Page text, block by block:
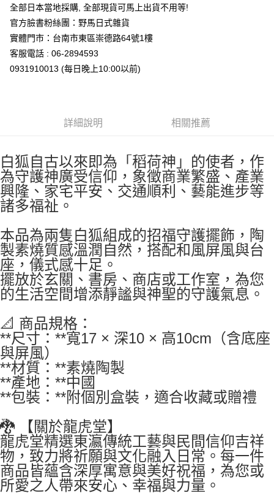
每筆NT$65，滿NT$999(含以上)免運費
宅配
每筆NT$100，滿NT$999(含以上)免運費
全部日本當地採購, 全部現貨可馬上出貨不用等!
官方臉書粉絲團：野馬日式雜貨
實體門市：台南市東區崇德路64號1樓
客服電話 : 06-2894593
0931910013 (每日晚上10:00以前)
詳細說明 相關推薦
白狐自古以來即為「稻荷神」的使者，作
為守護神廣受信仰，象徵商業繁盛、產業
興隆、家宅平安、交通順利、藝能進步等
諸多福祉。
本品為兩隻白狐組成的招福守護擺飾，陶
製素燒質感溫潤自然，搭配和風屏風與台
座，儀式感十足。
擺放於玄關、書房、商店或工作室，為您
的生活空間增添靜謐與神聖的守護氣息。
📐 商品規格：
**尺寸：**寬17 × 深10 × 高10cm（含底座
與屏風）
**材質：**素燒陶製
**產地：**中國
**包裝：**附個別盒裝，適合收藏或贈禮
🐉 【關於龍虎堂】
龍虎堂精選東瀛傳統工藝與民間信仰吉祥
物，致力將祈願與文化融入日常。每一件
商品皆蘊含深厚寓意與美好祝福，為您或
所愛之人帶來安心、幸福與力量。